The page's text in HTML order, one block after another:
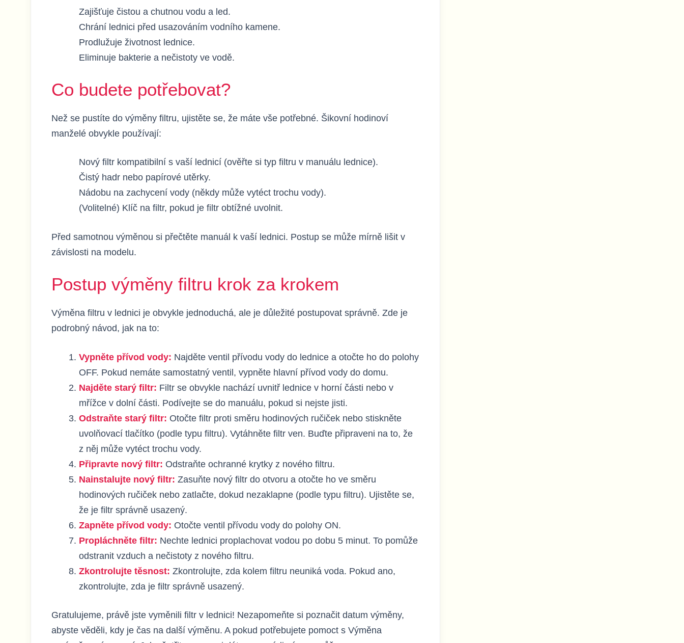
Zajišťuje čistou a chutnou vodu a led.
Chrání lednici před usazováním vodního kamene.
Prodlužuje životnost lednice.
Eliminuje bakterie a nečistoty ve vodě.
Co budete potřebovat?
Než se pustíte do výměny filtru, ujistěte se, že máte vše potřebné. Šikovní hodinoví
manželé obvykle používají:
Nový filtr kompatibilní s vaší lednicí (ověřte si typ filtru v manuálu lednice).
Čistý hadr nebo papírové utěrky.
Nádobu na zachycení vody (někdy může vytéct trochu vody).
(Volitelné) Klíč na filtr, pokud je filtr obtížné uvolnit.
Před samotnou výměnou si přečtěte manuál k vaší lednici. Postup se může mírně lišit v
závislosti na modelu.
Postup výměny filtru krok za krokem
Výměna filtru v lednici je obvykle jednoduchá, ale je důležité postupovat správně. Zde je
podrobný návod, jak na to:
Vypněte přívod vody: Najděte ventil přívodu vody do lednice a otočte ho do polohy
OFF. Pokud nemáte samostatný ventil, vypněte hlavní přívod vody do domu.
Najděte starý filtr: Filtr se obvykle nachází uvnitř lednice v horní části nebo v
mřížce v dolní části. Podívejte se do manuálu, pokud si nejste jisti.
Odstraňte starý filtr: Otočte filtr proti směru hodinových ručiček nebo stiskněte
uvolňovací tlačítko (podle typu filtru). Vytáhněte filtr ven. Buďte připraveni na to, že
z něj může vytéct trochu vody.
Připravte nový filtr: Odstraňte ochranné krytky z nového filtru.
Nainstalujte nový filtr: Zasuňte nový filtr do otvoru a otočte ho ve směru
hodinových ručiček nebo zatlačte, dokud nezaklapne (podle typu filtru). Ujistěte se,
že je filtr správně usazený.
Zapněte přívod vody: Otočte ventil přívodu vody do polohy ON.
Propláchněte filtr: Nechte lednici proplachovat vodou po dobu 5 minut. To pomůže
odstranit vzduch a nečistoty z nového filtru.
Zkontrolujte těsnost: Zkontrolujte, zda kolem filtru neuniká voda. Pokud ano,
zkontrolujte, zda je filtr správně usazený.
Gratulujeme, právě jste vyměnili filtr v lednici! Nezapomeňte si poznačit datum výměny,
abyste věděli, kdy je čas na další výměnu. A pokud potřebujete pomoct s Výměna